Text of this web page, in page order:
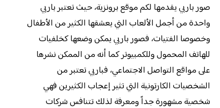
صور باربي يقدمها لكم موقع برونزية، حيث تعتبر باربي
واحدة من أجمل الألعاب التي يعشقها الكثير من الأطفال
وخصوصا الفتيات، فصور باربي يمكن وضعها كخلفيات
للهاتف المحمول وللكمبيوتر كما أنه من الممكن نشرها
على مواقع التواصل الاجتماعي، فباربي تعتبر من
الشخصيات الكارتونية التي تثير إعجاب الكثيرين فهي
شخصية مشهورة جداً ومعرفة لذلك تتنافس شركات